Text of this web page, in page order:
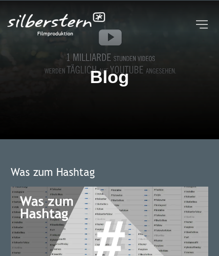
STUDIO | KAMERAROBOTER
FAQ
BROSCHÜREN
BLOG
EVENTREIHE
Blog
Was zum Hashtag